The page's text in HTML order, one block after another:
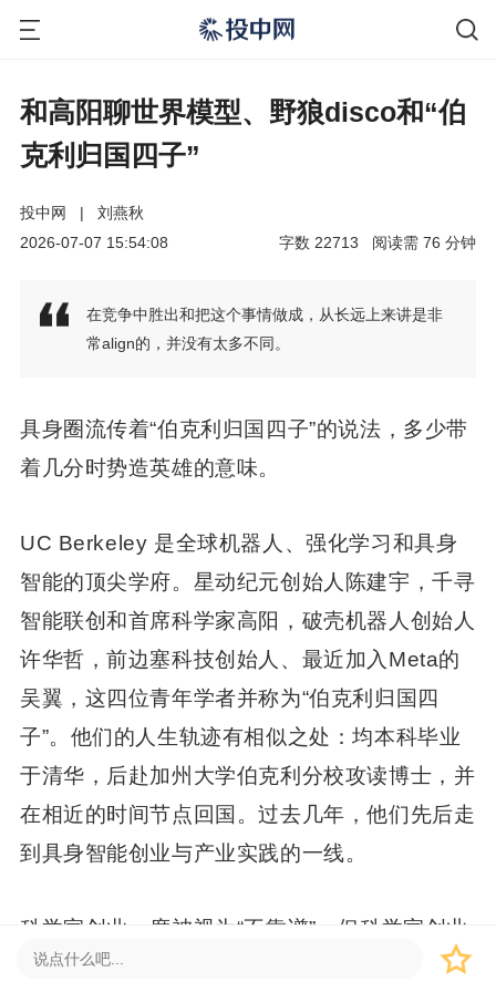
和高阳聊世界模型、野狼disco和“伯
克利归国四子”
投中网 |
刘燕秋
2026-07-07 15:54:08
分钟
76
阅读需
22713
字数
在竞争中胜出和把这个事情做成，从长远上来讲是非
常align的，并没有太多不同。
具身圈流传着“伯克利归国四子”的说法，多少带
着几分时势造英雄的意味。
UC Berkeley 是全球机器人、强化学习和具身
智能的顶尖学府。星动纪元创始人陈建宇，千寻
智能联创和首席科学家高阳，破壳机器人创始人
许华哲，前边塞科技创始人、最近加入Meta的
吴翼，这四位青年学者并称为“伯克利归国四
子”。他们的人生轨迹有相似之处：均本科毕业
于清华，后赴加州大学伯克利分校攻读博士，并
在相近的时间节点回国。过去几年，他们先后走
到具身智能创业与产业实践的一线。
科学家创业一度被视为“不靠谱”，但科学家创业
的大时代还是来了。眼下还远没到下定论的时